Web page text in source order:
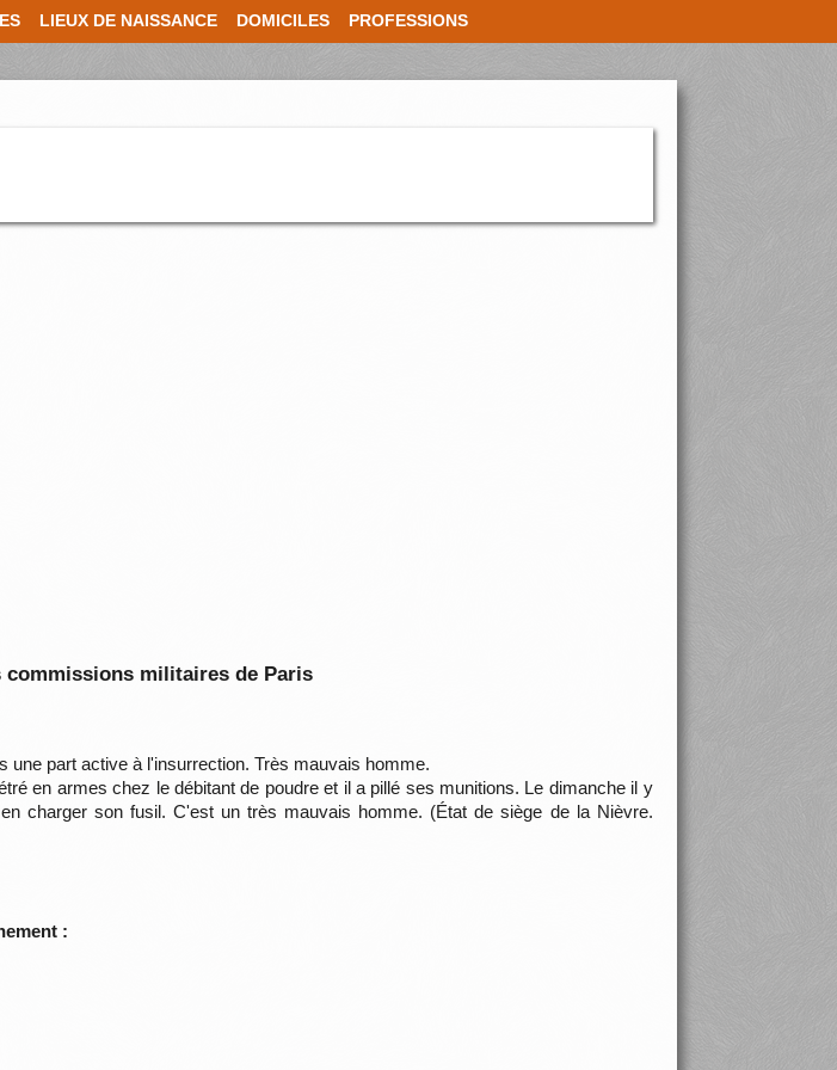
LIEUX DE NAISSANCE DOMICILES PROFESSIONS
commissions militaires de Paris
une part active à l'insurrection. Très mauvais homme.
en armes chez le débitant de poudre et il a pillé ses munitions. Le dimanche il y
charger son fusil. C'est un très mauvais homme. (État de siège de la Nièvre.
: